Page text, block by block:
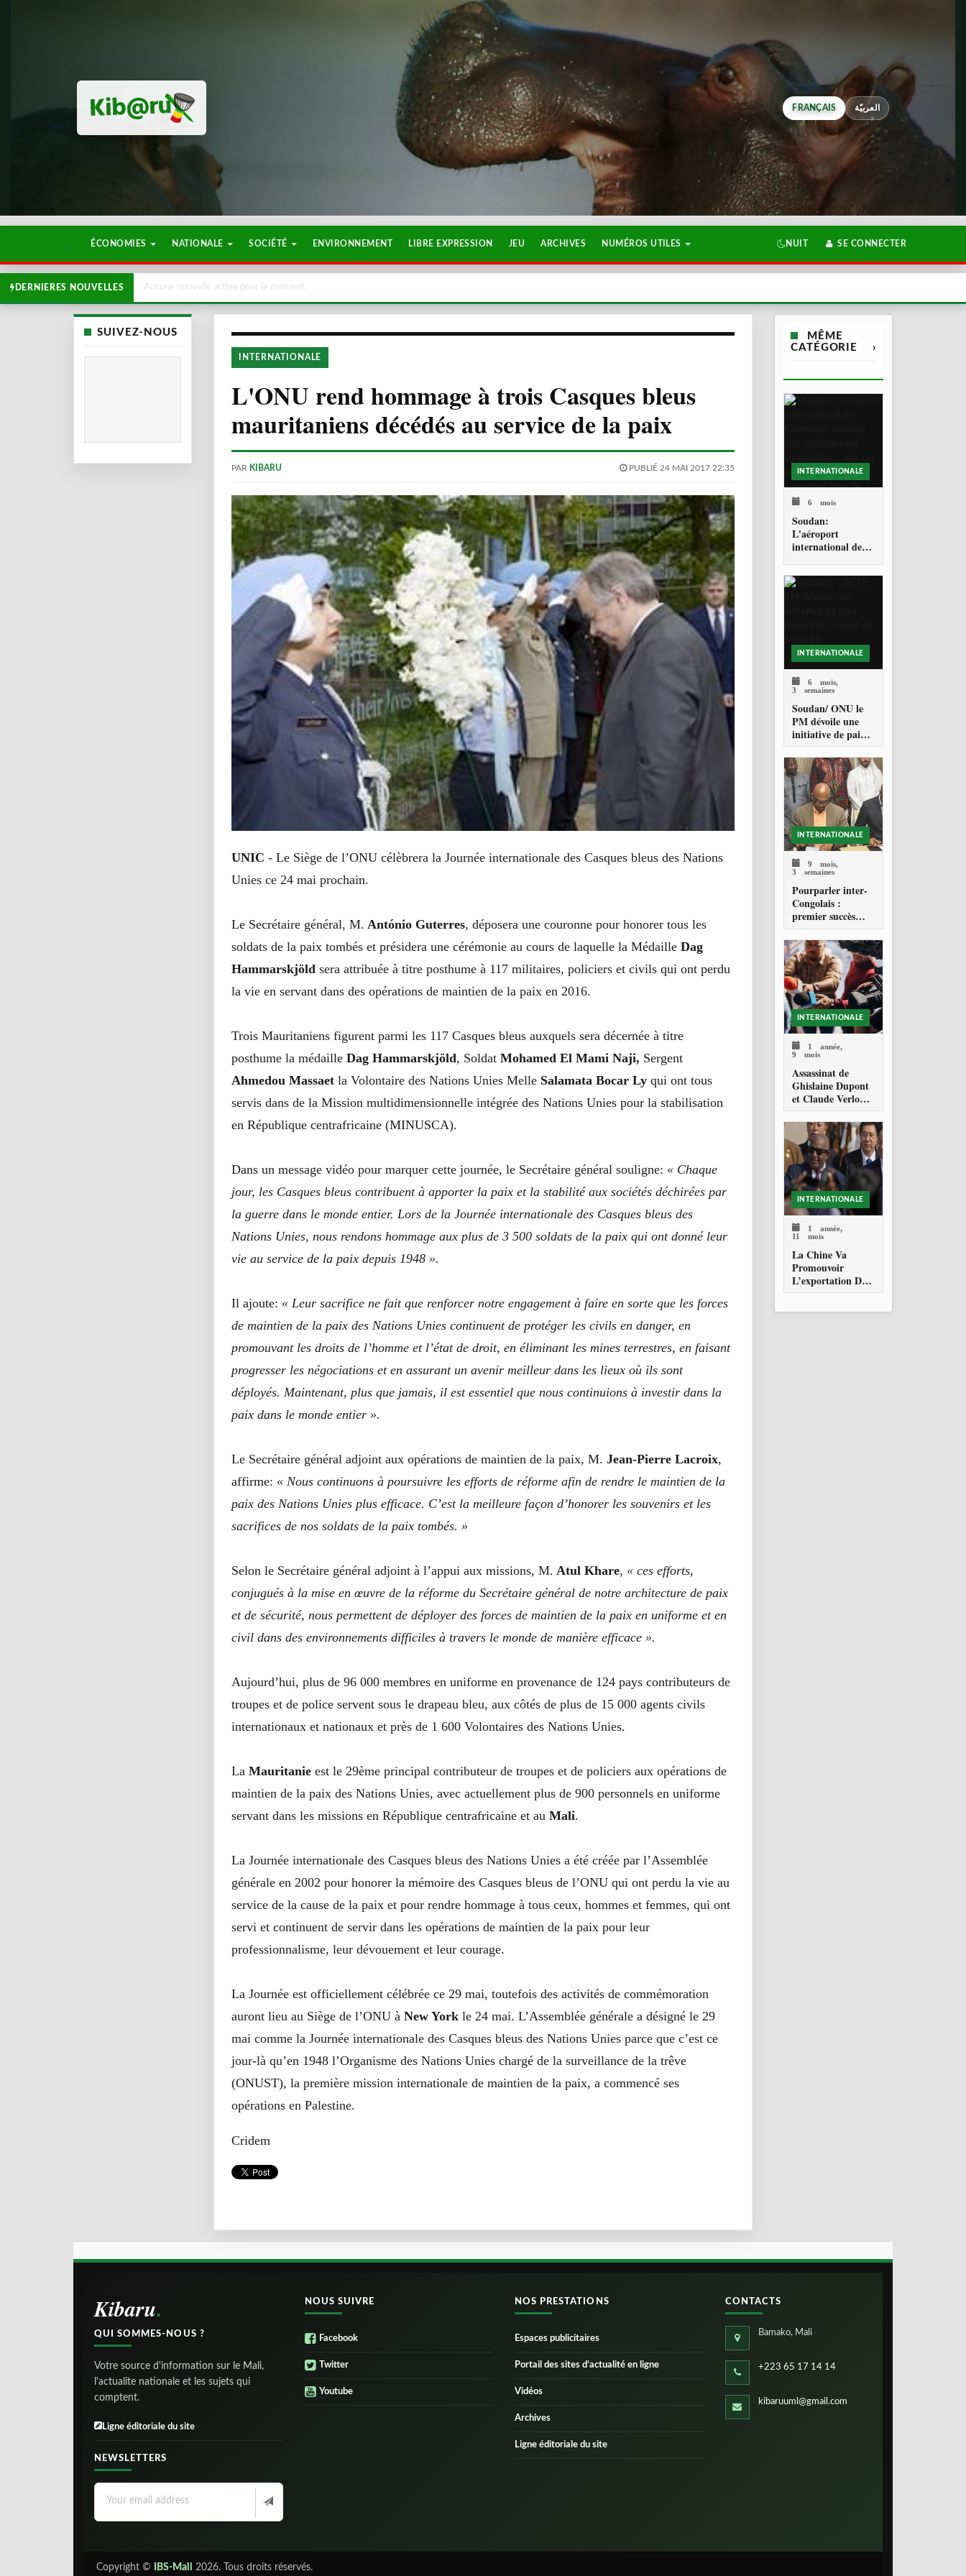
FRANÇAIS العربيّة
ÉCONOMIES NATIONALE SOCIÉTÉ ENVIRONNEMENT LIBRE EXPRESSION JEU ARCHIVES NUMÉROS UTILES NUIT SE CONNECTER
DERNIERES NOUVELLES Aucune nouvelle active pour le moment.
SUIVEZ-NOUS
INTERNATIONALE
L'ONU rend hommage à trois Casques bleus
mauritaniens décédés au service de la paix
PAR KIBARU PUBLIÉ 24 MAI 2017 22:35
UNIC - Le Siège de l’ONU célèbrera la Journée internationale des Casques bleus des Nations
Unies ce 24 mai prochain.
Le Secrétaire général, M. António Guterres, déposera une couronne pour honorer tous les
soldats de la paix tombés et présidera une cérémonie au cours de laquelle la Médaille Dag
Hammarskjöld sera attribuée à titre posthume à 117 militaires, policiers et civils qui ont perdu
la vie en servant dans des opérations de maintien de la paix en 2016.
Trois Mauritaniens figurent parmi les 117 Casques bleus auxquels sera décernée à titre
posthume la médaille Dag Hammarskjöld, Soldat Mohamed El Mami Naji, Sergent
Ahmedou Massaet la Volontaire des Nations Unies Melle Salamata Bocar Ly qui ont tous
servis dans de la Mission multidimensionnelle intégrée des Nations Unies pour la stabilisation
en République centrafricaine (MINUSCA).
Dans un message vidéo pour marquer cette journée, le Secrétaire général souligne: « Chaque
jour, les Casques bleus contribuent à apporter la paix et la stabilité aux sociétés déchirées par
la guerre dans le monde entier. Lors de la Journée internationale des Casques bleus des
Nations Unies, nous rendons hommage aux plus de 3 500 soldats de la paix qui ont donné leur
vie au service de la paix depuis 1948 ».
Il ajoute: « Leur sacrifice ne fait que renforcer notre engagement à faire en sorte que les forces
de maintien de la paix des Nations Unies continuent de protéger les civils en danger, en
promouvant les droits de l’homme et l’état de droit, en éliminant les mines terrestres, en faisant
progresser les négociations et en assurant un avenir meilleur dans les lieux où ils sont
déployés. Maintenant, plus que jamais, il est essentiel que nous continuions à investir dans la
paix dans le monde entier ».
Le Secrétaire général adjoint aux opérations de maintien de la paix, M. Jean-Pierre Lacroix,
affirme: « Nous continuons à poursuivre les efforts de réforme afin de rendre le maintien de la
paix des Nations Unies plus efficace. C’est la meilleure façon d’honorer les souvenirs et les
sacrifices de nos soldats de la paix tombés. »
Selon le Secrétaire général adjoint à l’appui aux missions, M. Atul Khare, « ces efforts,
conjugués à la mise en œuvre de la réforme du Secrétaire général de notre architecture de paix
et de sécurité, nous permettent de déployer des forces de maintien de la paix en uniforme et en
civil dans des environnements difficiles à travers le monde de manière efficace ».
Aujourd’hui, plus de 96 000 membres en uniforme en provenance de 124 pays contributeurs de
troupes et de police servent sous le drapeau bleu, aux côtés de plus de 15 000 agents civils
internationaux et nationaux et près de 1 600 Volontaires des Nations Unies.
La Mauritanie est le 29ème principal contributeur de troupes et de policiers aux opérations de
maintien de la paix des Nations Unies, avec actuellement plus de 900 personnels en uniforme
servant dans les missions en République centrafricaine et au Mali.
La Journée internationale des Casques bleus des Nations Unies a été créée par l’Assemblée
générale en 2002 pour honorer la mémoire des Casques bleus de l’ONU qui ont perdu la vie au
service de la cause de la paix et pour rendre hommage à tous ceux, hommes et femmes, qui ont
servi et continuent de servir dans les opérations de maintien de la paix pour leur
professionnalisme, leur dévouement et leur courage.
La Journée est officiellement célébrée ce 29 mai, toutefois des activités de commémoration
auront lieu au Siège de l’ONU à New York le 24 mai. L’Assemblée générale a désigné le 29
mai comme la Journée internationale des Casques bleus des Nations Unies parce que c’est ce
jour-là qu’en 1948 l’Organisme des Nations Unies chargé de la surveillance de la trêve
(ONUST), la première mission internationale de maintien de la paix, a commencé ses
opérations en Palestine.
Cridem
MÊME
CATÉGORIE
›
INTERNATIONALE
6 mois
Soudan:
L'aéroport
international de
son redémarrage
stratégique : vers
INTERNATIONALE
6 mois,
3 semaines
Soudan/ ONU le
PM dévoile une
initiative de paix
devant le Conseil
de Sécurité
INTERNATIONALE
9 mois,
3 semaines
Pourparler inter-
Congolais :
premier succès
pour Zahabi Ould
Sidi Mohamed
INTERNATIONALE
1 année,
9 mois
Assassinat de
Ghislaine Dupont
et Claude Verlon :
Onze ans
d’impunité et un
appel pressant de
l’ONU pour la
justice
INTERNATIONALE
1 année,
11 mois
La Chine Va
Promouvoir
L’exportation De
Sa Technologie
Kibaru
QUI SOMMES-NOUS ?
Votre source d'information sur le Mali,
l'actualite nationale et les sujets qui
comptent.
Ligne éditoriale du site
NEWSLETTERS
NOUS SUIVRE
Facebook
Twitter
Youtube
NOS PRESTATIONS
Espaces publicitaires
Portail des sites d’actualité en ligne
Vidéos
Archives
Ligne éditoriale du site
CONTACTS
Bamako, Mali
+223 65 17 14 14
kibaruuml@gmail.com
Copyright © IBS-Mali 2026. Tous droits réservés.